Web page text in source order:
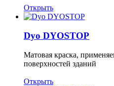
Открыть
Dyo DYOSTOP
Матовая краска,
поверхностей зданий
Открыть